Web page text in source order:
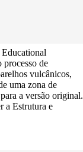
Educational
de
vulcânicos,
uma zona de
a versão original.
a Estrutura e